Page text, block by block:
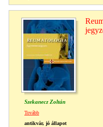
Szekanecz Zoltán
Tovább
antikvár, jó állapot